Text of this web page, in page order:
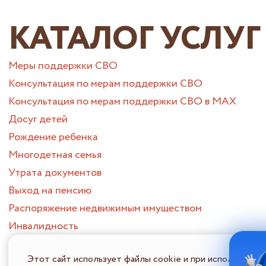
КАТАЛОГ УСЛУГ
Меры поддержки СВО
Консультация по мерам поддержки СВО
Консультация по мерам поддержки СВО в МАХ
Досуг детей
Рождение ребенка
Многодетная семья
Утрата документов
Выход на пенсию
Распоряжение недвижимым имуществом
Инвалидность
Утрата близкого человека
Этот сайт использует файлы cookie и при